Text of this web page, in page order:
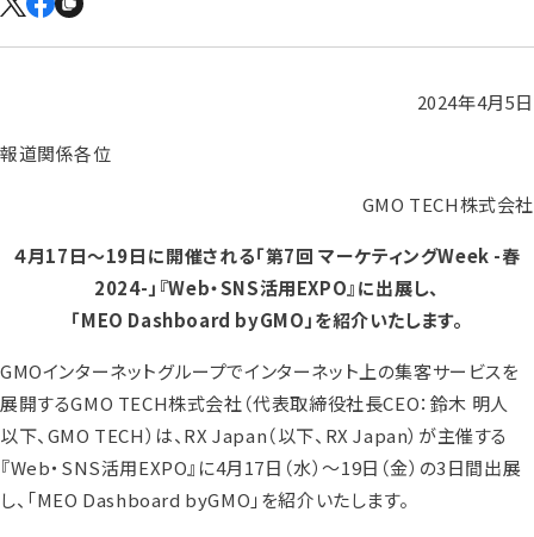
2024年4月5日
報道関係各位
GMO TECH株式会社
４月17日～19日に開催される「第7回 マーケティングWeek -春
2024-」『Web・SNS活用EXPO』に出展し、
「MEO Dashboard byGMO」を紹介いたします。
GMOインターネットグループでインターネット上の集客サービスを
展開するGMO TECH株式会社（代表取締役社長CEO：鈴木 明人
以下、GMO TECH）は、RX Japan（以下、RX Japan）が主催する
『Web・SNS活用EXPO』に4月17日（水）～19日（金）の3日間出展
し、「MEO Dashboard byGMO」を紹介いたします。